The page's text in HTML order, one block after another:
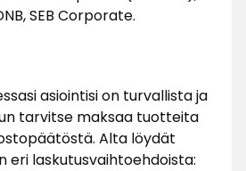
SEB Corporate.
asiointisi on turvallista ja
tarvitse maksaa tuotteita
Alta löydät
eri laskutusvaihtoehdoista: